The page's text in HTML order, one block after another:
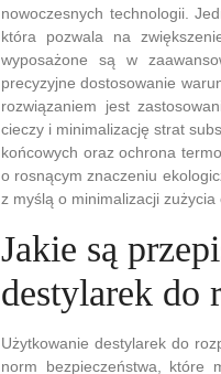
nowoczesnych technologii.
która pozwala na
wyposażone są w
precyzyjne dostosowanie
rozwiązaniem jest
cieczy i minimalizację strat
końcowych oraz ochrona
o rosnącym znaczeniu
z myślą o minimalizacji
Jakie są
destylarek do
Użytkowanie destylarek do
norm bezpieczeństwa, które